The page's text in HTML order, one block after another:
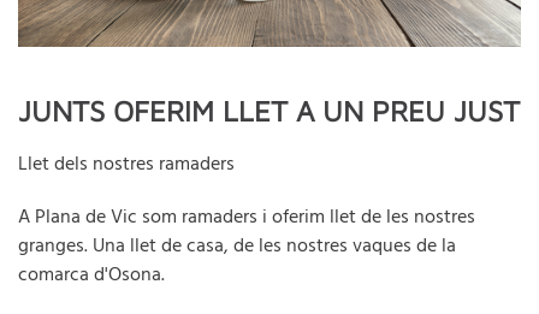
JUNTS OFERIM LLET A UN PREU JUST
Llet dels nostres ramaders
A Plana de Vic som ramaders i oferim llet de les nostres
granges. Una llet de casa, de les nostres vaques de la
comarca d'Osona.